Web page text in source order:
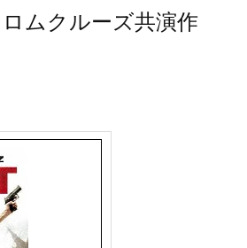
ムクルーズ共演作